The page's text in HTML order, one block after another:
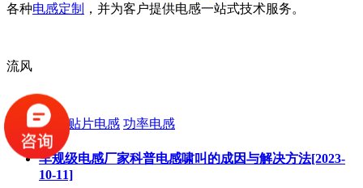
各种电感定制 ，并为客户提供电感一站式技术服务。
流风
标签: 电感 贴片电感 功率电感
车规级电感厂家科普电感啸叫的成因与解决方法[2023-
10-11]